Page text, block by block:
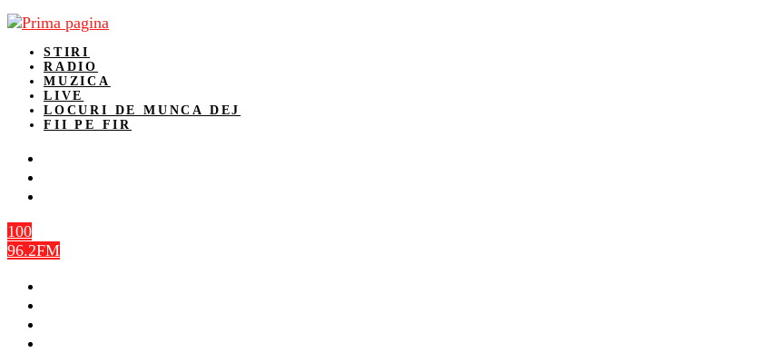
STIRI
RADIO
MUZICA
LIVE
LOCURI DE MUNCA DEJ
FII PE FIR
100
96.2FM